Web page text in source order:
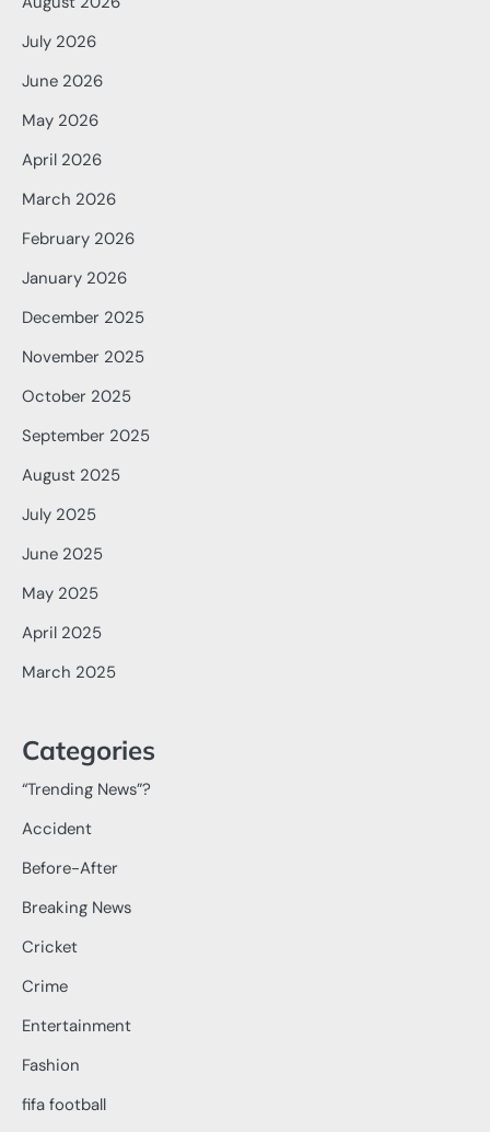
July 2026
June 2026
May 2026
April 2026
March 2026
February 2026
January 2026
December 2025
November 2025
October 2025
September 2025
August 2025
July 2025
June 2025
May 2025
April 2025
March 2025
Categories
“Trending News”?
Accident
Before-After
Breaking News
Cricket
Crime
Entertainment
Fashion
fifa football